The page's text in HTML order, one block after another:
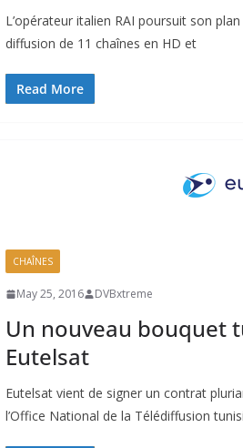
L’opérateur italien RAI poursuit son
diffusion de 11 chaînes en HD et
Read More
CHAÎNES
May 25, 2016 DVBxtreme
Un nouveau bouquet
Eutelsat
Eutelsat vient de signer un contrat
l’Office National de la Télédiffusion